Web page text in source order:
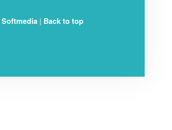
Softmedia | Back to top